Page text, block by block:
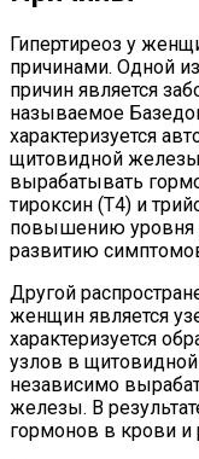
Гипертиреоз у
причинами. Одной
причин является
называемое
характеризуется
щитовидной
вырабатывать
тироксин (Т4) и
повышению уровня
развитию
Другой
женщин является
характеризуется
узлов в
независимо
железы. В
гормонов в крови и